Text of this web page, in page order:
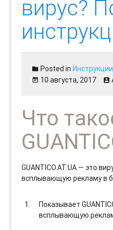
вирус?
Posted in
10 августа, 2017
Что
GUANTICO.AT.UA — это
всплывающую рекламу в
Показывает
всплывающую